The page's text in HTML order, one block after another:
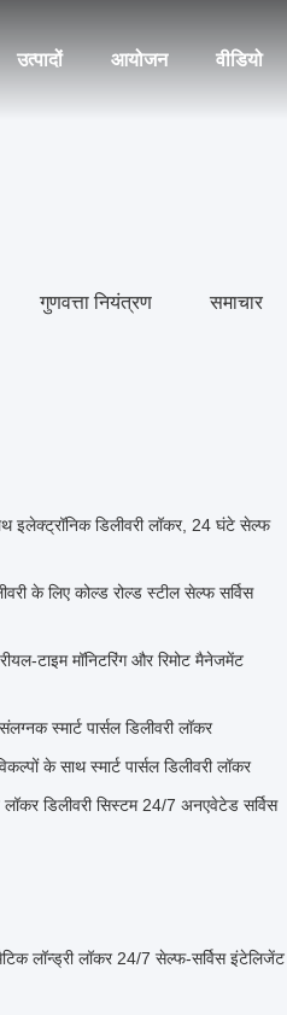
उत्पादों आयोजन वीडियो
गुणवत्ता नियंत्रण समाचार
इलेक्ट्रॉनिक डिलीवरी लॉकर, 24 घंटे सेल्फ
के लिए कोल्ड रोल्ड स्टील सेल्फ सर्विस
टाइम मॉनिटरिंग और रिमोट मैनेजमेंट
स्मार्ट पार्सल डिलीवरी लॉकर
के साथ स्मार्ट पार्सल डिलीवरी लॉकर
डिलीवरी सिस्टम 24/7 अनएवेटेड सर्विस
लॉन्ड्री लॉकर 24/7 सेल्फ-सर्विस इंटेलिजेंट